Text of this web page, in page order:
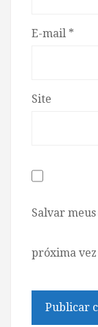
E-mail *
Site
Salvar
próxima